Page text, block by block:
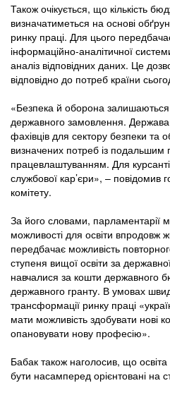
Також очікується, що кількість
визначатиметься на основі
ринку праці. Для цього
інформаційно-аналітичної
аналіз відповідних даних. Це
відповідно до потреб країни
«Безпека й оборона
державного замовлення. Держава
фахівців для сектору безпеки та
визначених потреб із подальшим
працевлаштуванням. Для
службової кар’єри», – повідомив
комітету.
За його словами, парламентарії
можливості для освіти впродовж
передбачає можливість
ступеня вищої освіти за
навчалися за кошти державного
державного гранту. В умовах
трансформації ринку праці
мати можливість здобувати нові
опановувати нову професію».
Бабак також наголосив, що
бути насамперед орієнтовані на